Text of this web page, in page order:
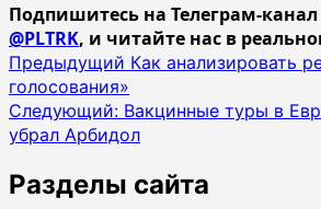
Подпишитесь на Телеграм-
@PLTRK, и читайте нас в
Навигация
записи
Предыдущий Как анализировать
голосования»
Следующий: Вакцинные туры в
убрал Арбидол
Разделы сайта